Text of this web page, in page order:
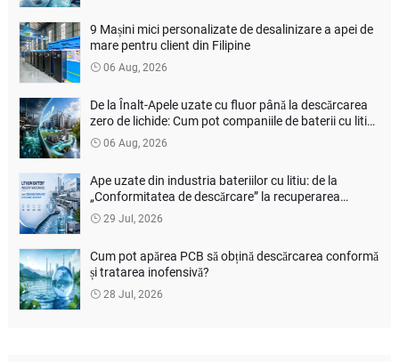
9 Mașini mici personalizate de desalinizare a apei de
mare pentru client din Filipine
06 Aug, 2026
De la Înalt-Apele uzate cu fluor până la descărcarea
zero de lichide: Cum pot companiile de baterii cu litiu
să reducă costurile de tratare a mediului?
06 Aug, 2026
Ape uzate din industria bateriilor cu litiu: de la
„Conformitatea de descărcare” la recuperarea
resurselor
29 Jul, 2026
Cum pot apărea PCB să obțină descărcarea conformă
și tratarea inofensivă?
28 Jul, 2026